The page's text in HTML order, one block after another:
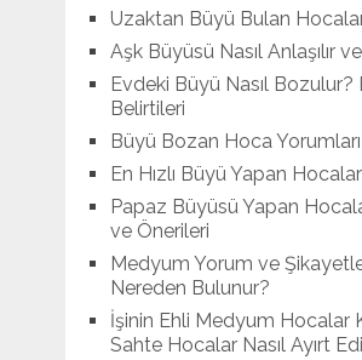
Uzaktan Büyü Bulan
Aşk Büyüsü Nasıl Anlaşılır
Evdeki Büyü Nasıl Bozulur?
Belirtileri
Büyü Bozan Hoca Yorumları
En Hızlı Büyü Yapan
Papaz Büyüsü Yapan
ve Önerileri
Medyum Yorum ve
Nereden Bulunur?
İşinin Ehli Medyum Hocalar
Sahte Hocalar Nasıl Ayırt